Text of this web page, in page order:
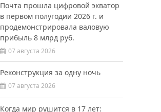
Почта прошла цифровой экватор
в первом полугодии 2026 г. и
продемонстрировала валовую
прибыль 8 млрд руб.
07 августа 2026
Реконструкция за одну ночь
07 августа 2026
Когда мир рушится в 17 лет: